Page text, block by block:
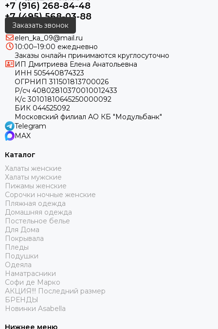
+7 (916) 268-84-48
+7 (495) 568-03-88
Заказать звонок
elen_ka_09@mail.ru
10:00–19:00 ежедневно
Заказы онлайн принимаются круглосуточно
ИП Дмитриева Елена Анатольевна
ИНН 505440874323
ОГРНИП 311501813700026
Р/сч 40802810370010012433
К/с 30101810645250000092
БИК 044525092
Московский филиал АО КБ "Модульбанк"
Telegram
MAX
Каталог
Халаты женские
Халаты мужские
Пижамы женские
Сорочки ночные женские
Пляжная одежда
Домашняя одежда
Постельное белье
Для Дома
Покрывала
Пледы
Подушки
Одеяла
Наматрасники
Софи де Марко
АКЦИЯ!!! Последний размер
БРЕНДЫ
Новинки Asabella
Нижнее меню